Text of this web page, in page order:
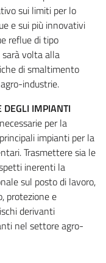
sui limiti per lo
e sui più innovativi
reflue di tipo
volta alla
di smaltimento
industrie.
DEGLI IMPIANTI
per la
impianti per la
Trasmettere sia le
inerenti la
sul posto di lavoro,
protezione e
derivanti
nel settore agro-